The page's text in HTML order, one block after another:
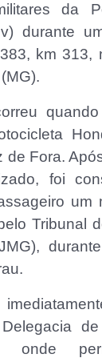
da
durante
km 313,
de Fora.
foi
um
Tribunal
onde